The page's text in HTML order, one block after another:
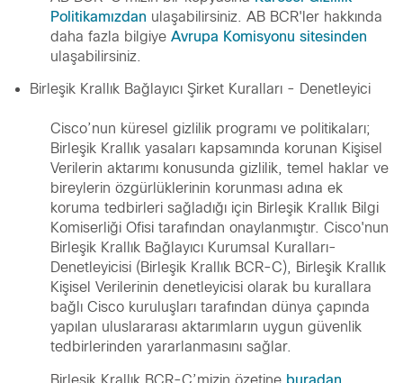
Politikamızdan ulaşabilirsiniz. AB BCR'ler hakkında
daha fazla bilgiye Avrupa Komisyonu sitesinden
ulaşabilirsiniz.
Birleşik Krallık Bağlayıcı Şirket Kuralları - Denetleyici
Cisco’nun küresel gizlilik programı ve politikaları;
Birleşik Krallık yasaları kapsamında korunan Kişisel
Verilerin aktarımı konusunda gizlilik, temel haklar ve
bireylerin özgürlüklerinin korunması adına ek
koruma tedbirleri sağladığı için Birleşik Krallık Bilgi
Komiserliği Ofisi tarafından onaylanmıştır. Cisco'nun
Birleşik Krallık Bağlayıcı Kurumsal Kuralları-
Denetleyicisi (Birleşik Krallık BCR-C), Birleşik Krallık
Kişisel Verilerinin denetleyicisi olarak bu kurallara
bağlı Cisco kuruluşları tarafından dünya çapında
yapılan uluslararası aktarımların uygun güvenlik
tedbirlerinden yararlanmasını sağlar.